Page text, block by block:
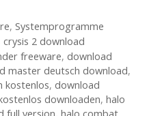
, Systemprogramme
crysis 2 download
freeware, download
master deutsch download,
kostenlos, download
downloaden, halo